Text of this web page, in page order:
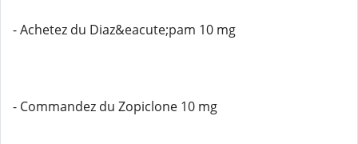
- Achetez du Diaz&eacute;pam 10 mg
- Commandez du Zopiclone 10 mg